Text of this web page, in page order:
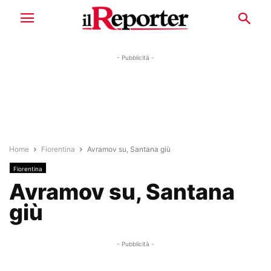
- Pubblicità -
Home Fiorentina Avramov su, Santana giù
Fiorentina
Avramov su, Santana
giù
- Pubblicità -